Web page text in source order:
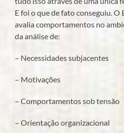
E foi o que de fato conseguiu.
avalia comportamentos no
da análise de:
– Necessidades subjacentes
– Motivações
– Comportamentos sob tensão
– Orientação organizacional